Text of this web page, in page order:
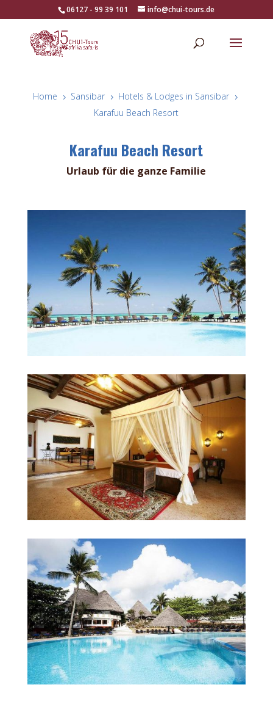
06127 - 99 39 101 info@chui-tours.de
Home 5 Sansibar 5 Hotels & Lodges in Sansibar 5
Karafuu Beach Resort
Karafuu Beach Resort
Urlaub für die ganze Familie